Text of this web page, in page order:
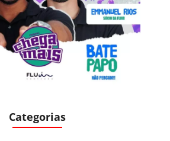
Categorias